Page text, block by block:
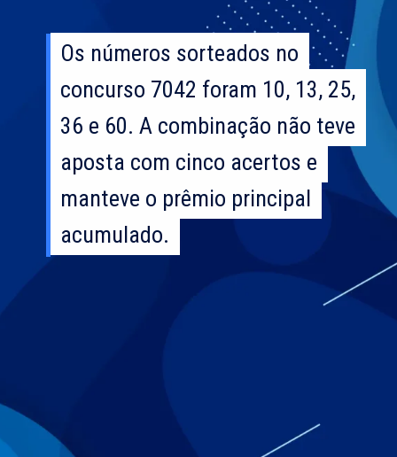
Os números sorteados no
concurso 7042 foram 10, 13, 25,
36 e 60. A combinação não teve
aposta com cinco acertos e
manteve o prêmio principal
acumulado.
Os números sorteados no
concurso 7042 foram 10, 13, 25,
36 e 60. A combinação não teve
aposta com cinco acertos e
manteve o prêmio principal
acumulado.